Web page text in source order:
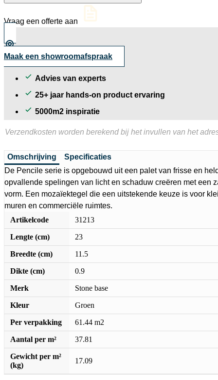
cm
Vraag een offerte aan
Maak een showroomafspraak
Advies van experts
25+ jaar hands-on product ervaring
5000m2 inspiratie
Verzendkosten worden berekend bij het invullen van het
Omschrijving
Specificaties
De Pencile serie is opgebouwd uit een palet van frisse en
opvallende spelingen van licht en schaduw creëren met een
vorm. Een mozaïektegel die een uitstekende keuze is voor
muren en commerciële ruimtes.
Artikelcode
31213
Lengte (cm) 23
Breedte (cm) 11.5
Dikte (cm) 0.9
Merk Stone base
Kleur Groen
Per verpakking 61.44 m2
Aantal per m² 37.81
Gewicht per m²
(kg)
17.09